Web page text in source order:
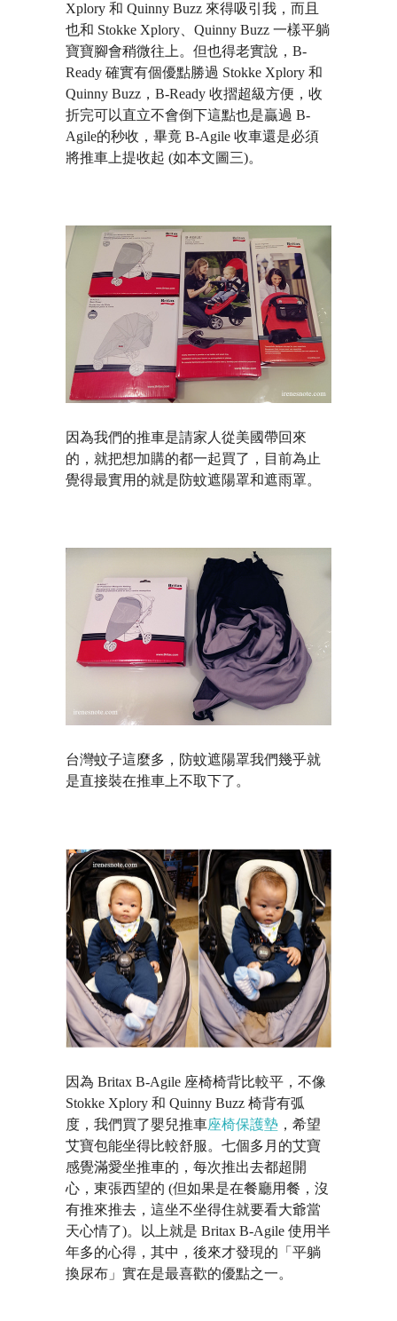
Xplory 和 Quinny Buzz 來得吸引我，而且
也和 Stokke Xplory、Quinny Buzz 一樣平躺
寶寶腳會稍微往上。但也得老實說，B-
Ready 確實有個優點勝過 Stokke Xplory 和
Quinny Buzz，B-Ready 收摺超級方便，收
折完可以直立不會倒下這點也是贏過 B-
Agile的秒收，畢竟 B-Agile 收車還是必須
將推車上提收起 (如本文圖三)。
因為我們的推車是請家人從美國帶回來
的，就把想加購的都一起買了，目前為止
覺得最實用的就是防蚊遮陽罩和遮雨罩。
台灣蚊子這麼多，防蚊遮陽罩我們幾乎就
是直接裝在推車上不取下了。
因為 Britax B-Agile 座椅椅背比較平，不像
Stokke Xplory 和 Quinny Buzz 椅背有弧
度，我們買了嬰兒推車座椅保護墊 ，希望
艾寶包能坐得比較舒服。七個多月的艾寶
感覺滿愛坐推車的，每次推出去都超開
心，東張西望的 (但如果是在餐廳用餐，沒
有推來推去，這坐不坐得住就要看大爺當
天心情了)。以上就是 Britax B-Agile 使用半
年多的心得，其中，後來才發現的「平躺
換尿布」實在是最喜歡的優點之一。